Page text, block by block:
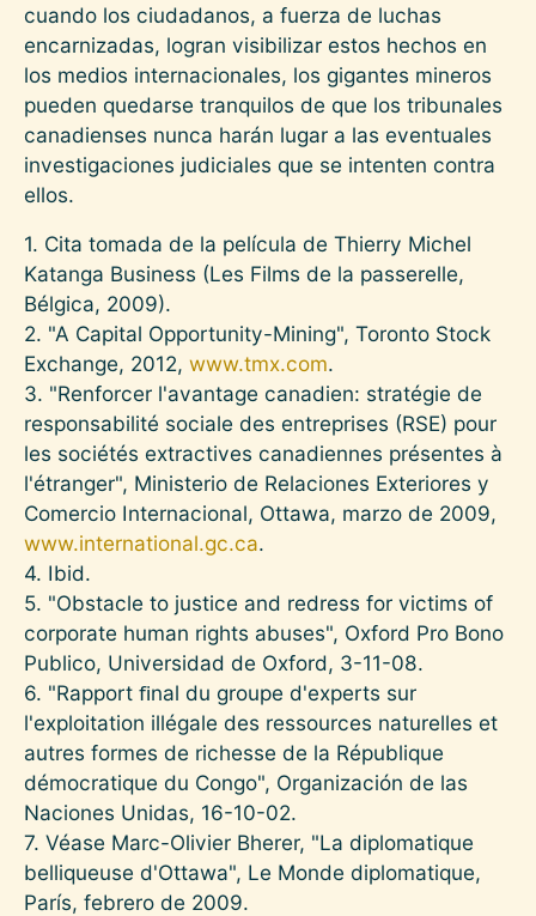
cuando los ciudadanos, a fuerza de luchas
encarnizadas, logran visibilizar estos hechos en
los medios internacionales, los gigantes mineros
pueden quedarse tranquilos de que los tribunales
canadienses nunca harán lugar a las eventuales
investigaciones judiciales que se intenten contra
ellos.
1. Cita tomada de la película de Thierry Michel
Katanga Business (Les Films de la passerelle,
Bélgica, 2009).
2. "A Capital Opportunity-Mining", Toronto Stock
Exchange, 2012, www.tmx.com.
3. "Renforcer l'avantage canadien: stratégie de
responsabilité sociale des entreprises (RSE) pour
les sociétés extractives canadiennes présentes à
l'étranger", Ministerio de Relaciones Exteriores y
Comercio Internacional, Ottawa, marzo de 2009,
www.international.gc.ca.
4. Ibid.
5. "Obstacle to justice and redress for victims of
corporate human rights abuses", Oxford Pro Bono
Publico, Universidad de Oxford, 3-11-08.
6. "Rapport ﬁnal du groupe d'experts sur
l'exploitation illégale des ressources naturelles et
autres formes de richesse de la République
démocratique du Congo", Organización de las
Naciones Unidas, 16-10-02.
7. Véase Marc-Olivier Bherer, "La diplomatique
belliqueuse d'Ottawa", Le Monde diplomatique,
París, febrero de 2009.